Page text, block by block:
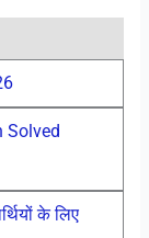
Solved
के लिए